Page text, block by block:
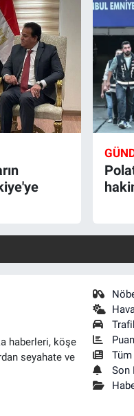
haberleri, köşe
seyahate ve
Son